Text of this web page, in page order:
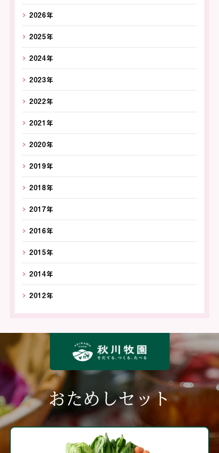
2026年
2025年
2024年
2023年
2022年
2021年
2020年
2019年
2018年
2017年
2016年
2015年
2014年
2012年
おためしセット